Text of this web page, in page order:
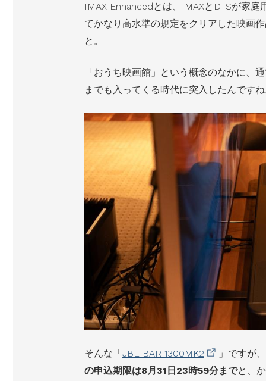
IMAX Enhancedとは、IMAXとDTSが家
てかなり高水準の規定をクリアした映画
と。
「おうち映画館」という概念のなかに、
までも入ってくる時代に突入したんです
そんな「JBL BAR 1300MK2
」ですが、
の申込期限は8月31日23時59分までと、